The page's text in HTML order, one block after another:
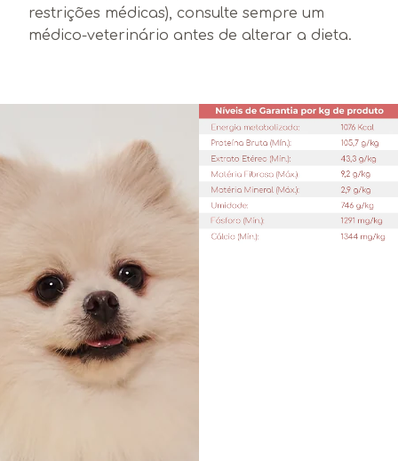
restrições médicas), consulte sempre um
médico-veterinário antes de alterar a dieta.